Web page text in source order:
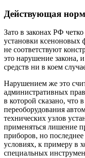
Действующая
Зато в законах РФ
установки ксеноновых
не соответствуют
это нарушение закона,
средств ни в коем
Нарушением же это
административных
в которой сказано, что
переоборудования
технических узлов
применяться лишение
приборов, но
условиях, к примеру в
специальных